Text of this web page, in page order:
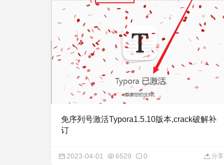
免序列号激活Typora1.5.10版本,crack破解补
订
2023-04-01 6529 0 分享